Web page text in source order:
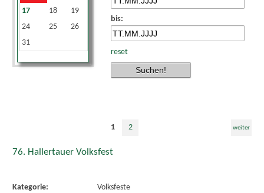
17
18 19 21 22
23
24
25 26 28 29
30
31
bis:
reset
1 2 weiter
76. Hallertauer Volksfest
Kategorie:
Volksfeste